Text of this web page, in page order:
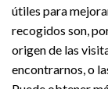
útiles para
recogidos son,
origen de las
encontrarnos, o